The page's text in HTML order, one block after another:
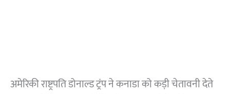
अमेरिकी राष्ट्रपति डोनाल्ड ट्रंप ने कनाडा को कड़ी चेतावनी देते